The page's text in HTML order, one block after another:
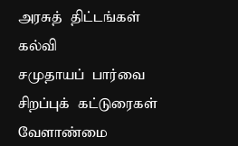
அரசுத் திட்டங்கள்
கல்வி
சமுதாயப் பார்வை
சிறப்புக் கட்டுரைகள்
வேளாண்மை